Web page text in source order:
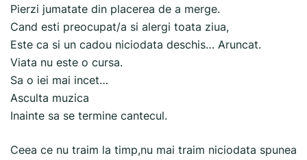
Pierzi jumatate din placerea de a merge.
Cand esti preocupat/a si alergi toata ziua,
Este ca si un cadou niciodata deschis… Aruncat.
Viata nu este o cursa.
Sa o iei mai incet…
Asculta muzica
Inainte sa se termine cantecul.
Ceea ce nu traim la timp,nu mai traim niciodata spunea